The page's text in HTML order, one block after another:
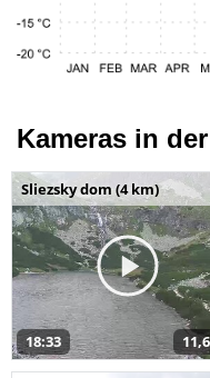
Kameras in
Sliezsky dom (4 km)
18:33